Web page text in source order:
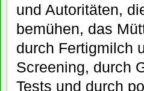
und Autoritäten,
bemühen, das
durch Fertigmilch
Screening, durch
Tests und durch